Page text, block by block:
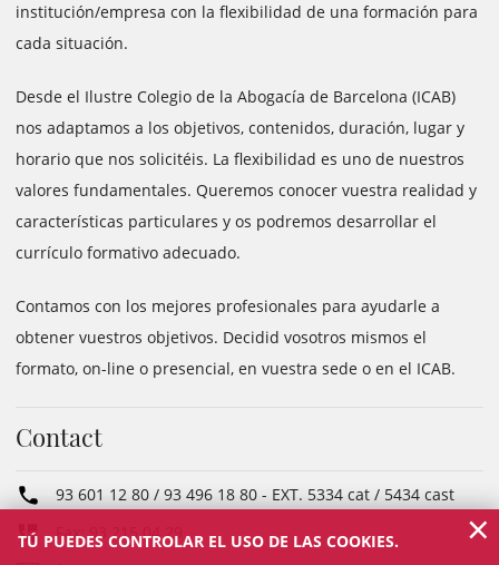
institución/empresa con la flexibilidad de una formación para
cada situación.
Desde el Ilustre Colegio de la Abogacía de Barcelona (ICAB)
nos adaptamos a los objetivos, contenidos, duración, lugar y
horario que nos solicitéis. La flexibilidad es uno de nuestros
valores fundamentales. Queremos conocer vuestra realidad y
características particulares y os podremos desarrollar el
currículo formativo adecuado.
Contamos con los mejores profesionales para ayudarle a
obtener vuestros objetivos. Decidid vosotros mismos el
formato, on-line o presencial, en vuestra sede o en el ICAB.
Contact
93 601 12 80 / 93 496 18 80 - EXT. 5334 cat / 5434 cast
Fax: 93 215 04 29
TÚ PUEDES CONTROLAR EL USO DE LAS COOKIES.
×